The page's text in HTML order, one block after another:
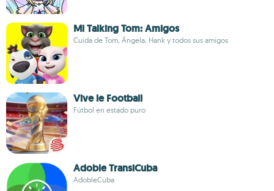
Mi Talking Tom: Amigos
Cuida de Tom, Ángela, Hank y todos sus amigos
Vive le Football
Fútbol en estado puro
Adoble TransiCuba
AdobleCuba